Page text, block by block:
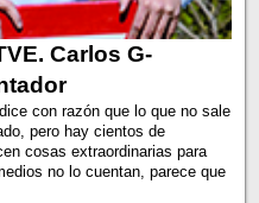
Carlos G-
con razón que lo que no sale
pero hay cientos de
cosas extraordinarias para
no lo cuentan, parece que